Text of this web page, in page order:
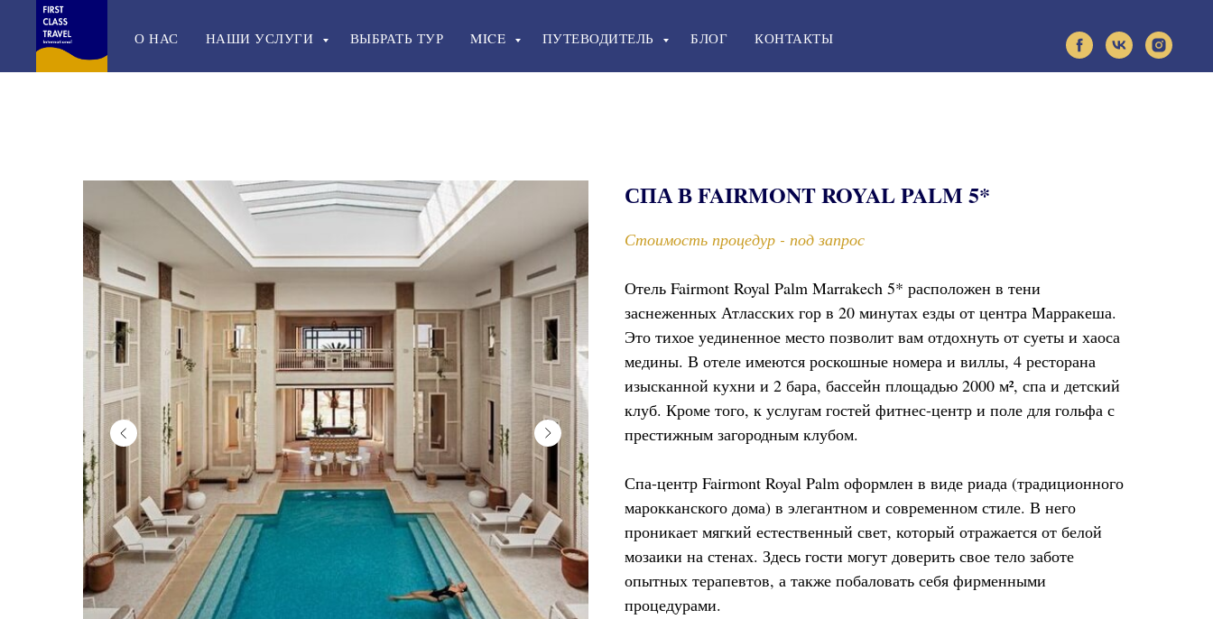
О НАС НАШИ УСЛУГИ ВЫБРАТЬ ТУР MICE ПУТЕВОДИТЕЛЬ БЛОГ КОНТАКТЫ
СПА В FAIRMONT ROYAL PALM 5*
Стоимость процедур - под запрос
Отель Fairmont Royal Palm Marrakech 5* расположен в тени
заснеженных Атласских гор в 20 минутах езды от центра Марракеша.
Это тихое уединенное место позволит вам отдохнуть от суеты и хаоса
медины. В отеле имеются роскошные номера и виллы, 4 ресторана
изысканной кухни и 2 бара, бассейн площадью 2000 м², спа и детский
клуб. Кроме того, к услугам гостей фитнес-центр и поле для гольфа с
престижным загородным клубом.
Спа-центр Fairmont Royal Palm оформлен в виде риада (традиционного
марокканского дома) в элегантном и современном стиле. В него
проникает мягкий естественный свет, который отражается от белой
мозаики на стенах. Здесь гости могут доверить свое тело заботе
опытных терапевтов, а также побаловать себя фирменными
процедурами.